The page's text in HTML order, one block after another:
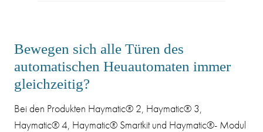
Bewegen sich alle Türen des
automatischen Heuautomaten immer
gleichzeitig?
Bei den Produkten Haymatic® 2, Haymatic® 3,
Haymatic® 4, Haymatic® Smartkit und Haymatic®- Modul